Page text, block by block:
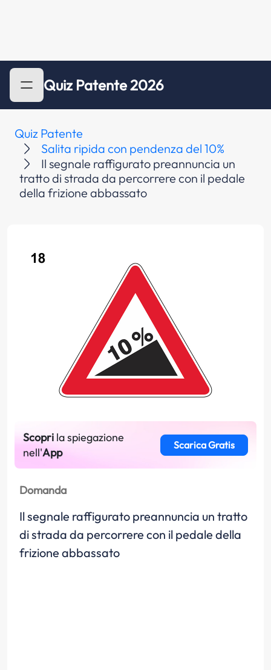
Quiz Patente 2026
Quiz Patente
Salita ripida con pendenza del 10%
Il segnale raffigurato preannuncia un
tratto di strada da percorrere con il pedale
della frizione abbassato
Scopri la spiegazione
nell'App
Scarica Gratis
Domanda
Il segnale raffigurato preannuncia un tratto
di strada da percorrere con il pedale della
frizione abbassato